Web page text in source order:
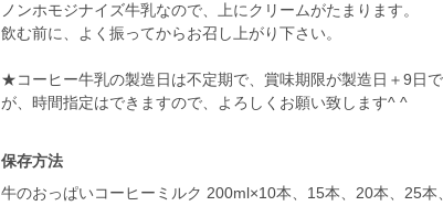
ノンホモジナイズ牛乳なので、上にクリームがたまります。
飲む前に、よく振ってからお召し上がり下さい。
★コーヒー牛乳の製造日は不定期で、賞味期限が製造日＋9日
が、時間指定はできますので、よろしくお願い致します^ ^
保存方法
牛のおっぱいコーヒーミルク 200ml×10本、15本、20本、25本